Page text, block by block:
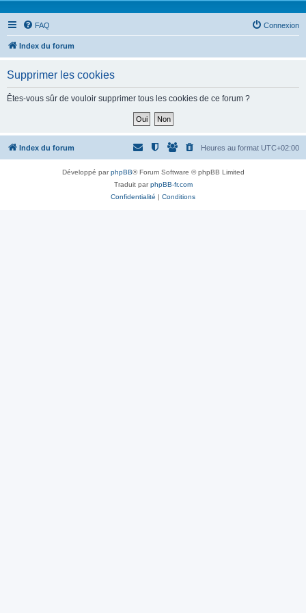
FAQ Connexion
Index du forum
Supprimer les cookies
Êtes-vous sûr de vouloir supprimer tous les cookies de ce forum ?
Index du forum Heures au format UTC+02:00
Développé parphpBB® Forum Software © phpBB Limited
Traduit parphpBB-fr.com
Confidentialité | Conditions